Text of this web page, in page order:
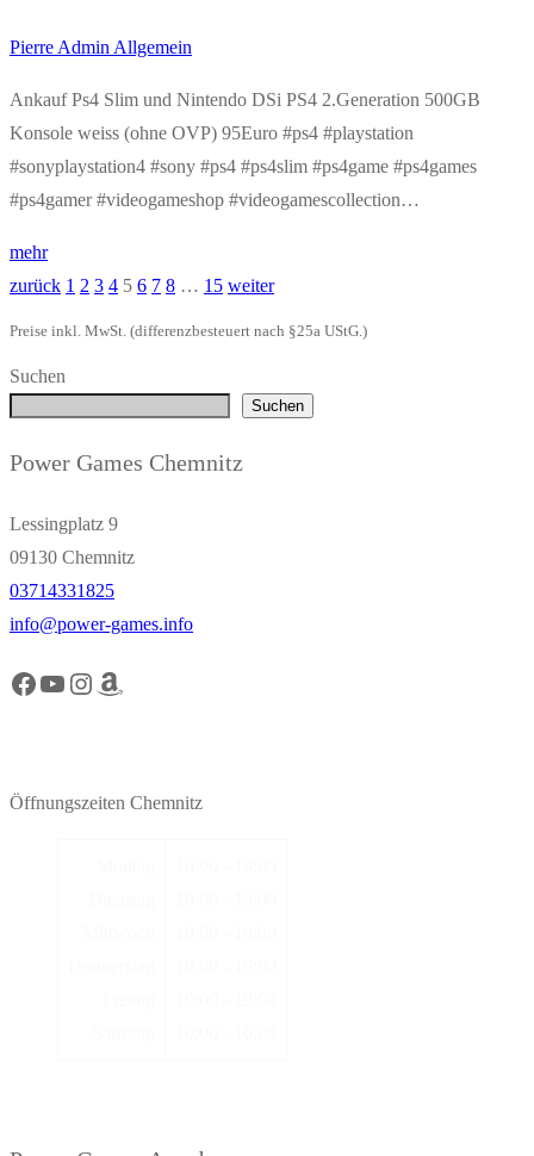
Pierre Admin Allgemein
Ankauf Ps4 Slim und Nintendo DSi PS4 2.Generation 500GB
Konsole weiss (ohne OVP) 95Euro #ps4 #playstation
#sonyplaystation4 #sony #ps4 #ps4slim #ps4game #ps4games
#ps4gamer #videogameshop #videogamescollection…
mehr
Seitennummerierung
der
Beiträge
zurück 1 2 3 4 5 6 7 8 … 15 weiter
Preise inkl. MwSt. (differenzbesteuert nach §25a UStG.)
Suchen
Suchen
Power Games Chemnitz
Lessingplatz 9
09130 Chemnitz
03714331825
info@power-games.info
Facebook Power Games Chemnitz
YouTube Power Games Chemnitz
Instagram Power Games Chemnitz
Amazon Power Games Chemnitz
Öffnungszeiten Chemnitz